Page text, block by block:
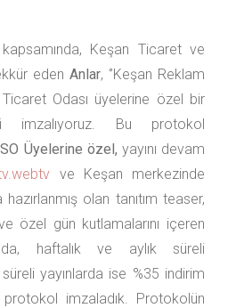
Keşan Ticaret ve
eden Anlar, ‘’Keşan Reklam
Odası üyelerine özel bir
imzalıyoruz. Bu protokol
Üyelerine özel, yayını devam
ve Keşan merkezinde
olan tanıtım teaser,
özel gün kutlamalarını içeren
haftalık ve aylık süreli
süreli yayınlarda ise %35 indirim
protokol imzaladık. Protokolün